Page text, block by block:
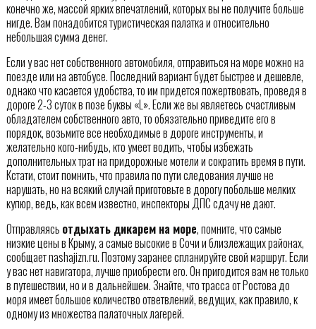
конечно же, массой ярких впечатлений, которых вы не получите больше
нигде. Вам понадобится туристическая палатка и относительно
небольшая сумма денег.
Если у вас нет собственного автомобиля, отправиться на море можно на
поезде или на автобусе. Последний вариант будет быстрее и дешевле,
однако что касается удобства, то им придется пожертвовать, проведя в
дороге 2-3 суток в позе буквы «L». Если же вы являетесь счастливым
обладателем собственного авто, то обязательно приведите его в
порядок, возьмите все необходимые в дороге инструменты, и
желательно кого-нибудь, кто умеет водить, чтобы избежать
дополнительных трат на придорожные мотели и сократить время в пути.
Кстати, стоит помнить, что правила по пути следования лучше не
нарушать, но на всякий случай приготовьте в дорогу побольше мелких
купюр, ведь, как всем известно, инспекторы ДПС сдачу не дают.
Отправляясь отдыхать дикарем на море, помните, что самые
низкие цены в Крыму, а самые высокие в Сочи и близлежащих районах,
сообщает nashajizn.ru. Поэтому заранее спланируйте свой маршрут. Если
у вас нет навигатора, лучше приобрести его. Он пригодится вам не только
в путешествии, но и в дальнейшем. Знайте, что трасса от Ростова до
моря имеет большое количество ответвлений, ведущих, как правило, к
одному из множества палаточных лагерей.